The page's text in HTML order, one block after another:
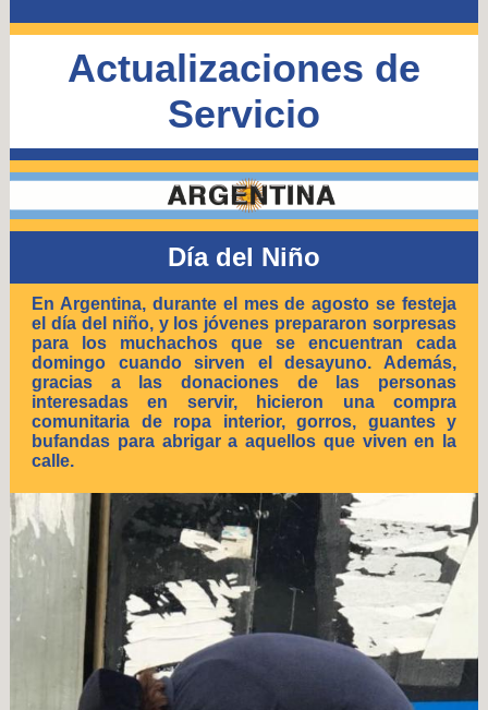
Actualizaciones de
Servicio
Día del Niño
En Argentina, durante el mes de agosto se festeja
el día del niño, y los jóvenes prepararon sorpresas
para los muchachos que se encuentran cada
domingo cuando sirven el desayuno. Además,
gracias a las donaciones de las personas
interesadas en servir, hicieron una compra
comunitaria de ropa interior, gorros, guantes y
bufandas para abrigar a aquellos que viven en la
calle.